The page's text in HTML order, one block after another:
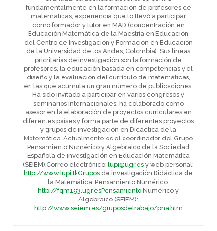
fundamentalmente en la formación de profesores de
matemáticas, experiencia que lo llevó a participar
como formador y tutor en MAD (concentración en
Educación Matemática de la Maestría en Educación
del Centro de Investigación y Formación en Educación
de la Universidad de los Andes, Colombia). Sus líneas
prioritarias de investigación son la formación de
profesores, la educación basada en competencias y el
diseño y la evaluación del currículo de matemáticas,
en las que acumula un gran número de publicaciones.
Ha sido invitado a participar en varios congresos y
seminarios internacionales, ha colaborado como
asesor en la elaboración de proyectos curriculares en
diferentes países y forma parte de diferentes proyectos
y grupos de investigación en Didáctica de la
Matemática. Actualmente es el coordinador del Grupo
Pensamiento Numérico y Algebraico de la Sociedad
Española de Investigación en Educación Matemática
(SEIEM).Correo electrónico:lupi@ugr.es y web personal:
http://www.lupi.tkGrupos de investigación:Didáctica de
la Matemática. Pensamiento Numérico:
http://fqm193.ugr.esPensamiento Numérico y
Algebraico (SEIEM):
http://www.seiem.es/gruposdetrabajo/pna.htm